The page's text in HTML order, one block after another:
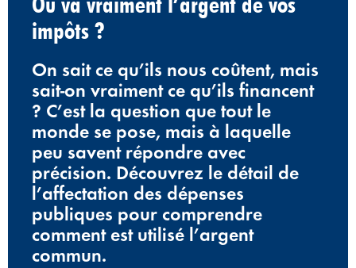
impôts ?
On sait ce qu’ils nous coûtent, mais
sait-on vraiment ce qu’ils financent
? C’est la question que tout le
monde se pose, mais à laquelle
peu savent répondre avec
précision. Découvrez le détail de
l’affectation des dépenses
publiques pour comprendre
comment est utilisé l’argent
commun.